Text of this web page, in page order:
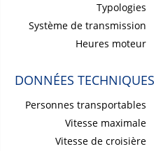
Typologies
Système de transmission
Heures moteur
DONNÉES TECHNIQUES
Personnes transportables
Vitesse maximale
Vitesse de croisière